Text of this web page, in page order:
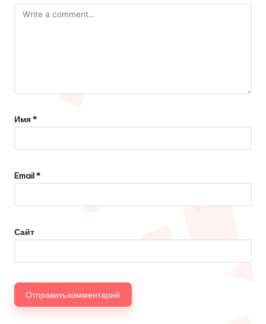
Имя*
Email*
Сайт